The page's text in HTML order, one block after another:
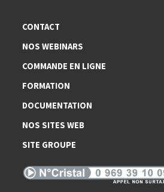
CONTACT
NOS WEBINARS
COMMANDE EN LIGNE
FORMATION
DOCUMENTATION
NOS SITES WEB
SITE GROUPE